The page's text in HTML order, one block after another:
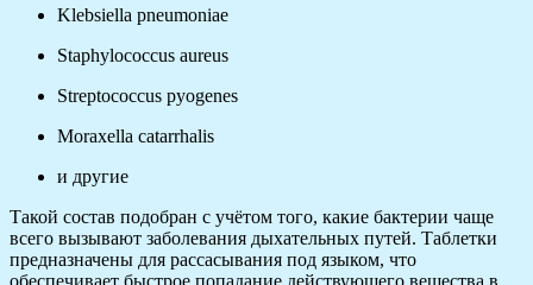
Klebsiella pneumoniae
Staphylococcus aureus
Streptococcus pyogenes
Moraxella catarrhalis
и другие
Такой состав подобран с учётом того, какие бактерии чаще
всего вызывают заболевания дыхательных путей. Таблетки
предназначены для рассасывания под языком, что
обеспечивает быстрое попадание действующего вещества в